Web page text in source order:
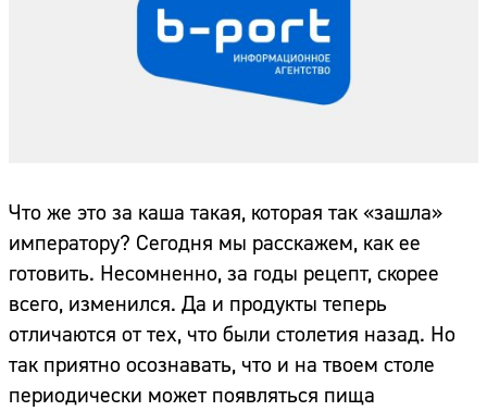
Что же это за каша такая, которая так «зашла»
императору? Сегодня мы расскажем, как ее
готовить. Несомненно, за годы рецепт, скорее
всего, изменился. Да и продукты теперь
отличаются от тех, что были столетия назад. Но
так приятно осознавать, что и на твоем столе
периодически может появляться пища